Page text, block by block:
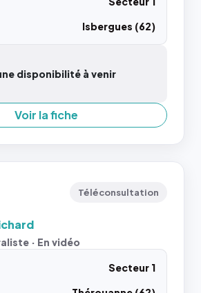
Isbergues (62)
disponibilité à venir
Voir la fiche
Téléconsultation
· En vidéo
Secteur 1